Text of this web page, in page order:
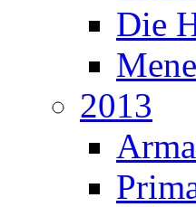
Die
2013